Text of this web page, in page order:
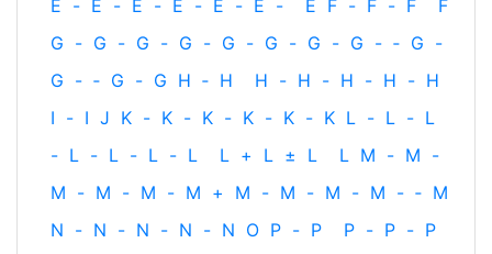
E - E - E - E - E - E - E F - F - F
F
G - G - G - G - G - G - G - G - ‐ G -
G - ‐ G - G H ‐ H H - H - H - H - H
I - I J K - K - K - K - K - K L - L - L
- L - L - L - L L + L ± L L M - M -
M - M - M - M + M - M - M - M - ‐ M
N - N - N - N - N O P - P P - P - P